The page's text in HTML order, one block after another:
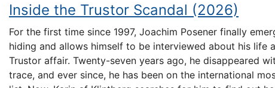
Inside the Trustor Scandal (2026)
For the first time since 1997, Joachim Posener finally
hiding and allows himself to be interviewed about his life
Trustor affair. Twenty-seven years ago, he disappeared
trace, and ever since, he has been on the international